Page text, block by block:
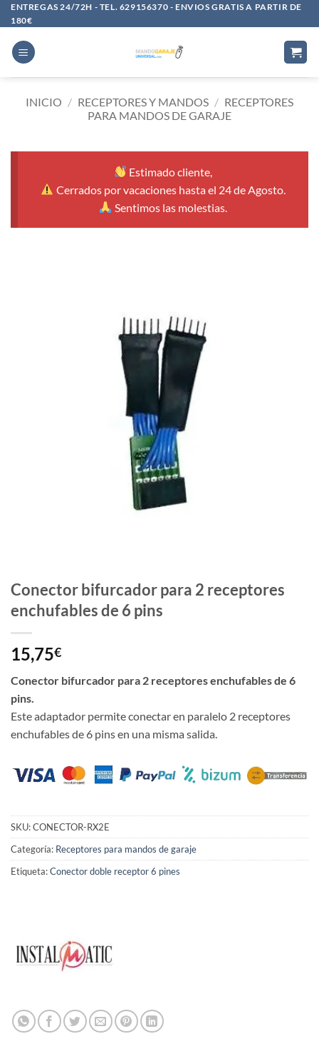
Saltar
al
contenido
ENTREGAS 24/72H - TEL. 629156370 - ENVIOS GRATIS A PARTIR DE
180€
INICIO / RECEPTORES Y MANDOS / RECEPTORES
PARA MANDOS DE GARAJE
Estimado cliente,
Cerrados por vacaciones hasta el 24 de Agosto.
Sentimos las molestias.
Conector bifurcador para 2 receptores
enchufables de 6 pins
15,75€
Conector bifurcador para 2 receptores enchufables de 6
pins.
Este adaptador permite conectar en paralelo 2 receptores
enchufables de 6 pins en una misma salida.
SKU:CONECTOR-RX2E
Categoría: Receptores para mandos de garaje
Etiqueta:Conector doble receptor 6 pines